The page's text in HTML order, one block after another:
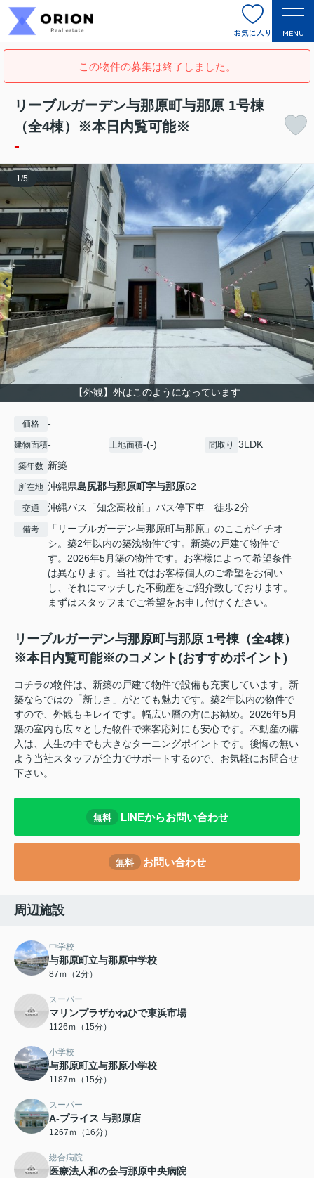
お気に入り MENU
この物件の募集は終了しました。
リーブルガーデン与那原町与那原 1号棟
（全4棟）※本日内覧可能※
-
【外観】外はこのようになっています
1 /5
価格 -
建物面積- 土地面積-(-) 間取り 3LDK
築年数 新築
所在地 沖縄県島尻郡与那原町字与那原62
交通 沖縄バス「知念高校前」バス停下車 徒歩2分
備考
「リーブルガーデン与那原町与那原」のここがイチオ
シ。築2年以内の築浅物件です。新築の戸建て物件で
す。2026年5月築の物件です。お客様によって希望条件
は異なります。当社ではお客様個人のご希望をお伺い
し、それにマッチした不動産をご紹介致しております。
まずはスタッフまでご希望をお申し付けください。
リーブルガーデン与那原町与那原 1号棟（全4棟）
※本日内覧可能※のコメント(おすすめポイント)
コチラの物件は、新築の戸建て物件で設備も充実しています。新
築ならではの「新しさ」がとても魅力です。築2年以内の物件で
すので、外観もキレイです。幅広い層の方にお勧め。2026年5月
築の室内も広々とした物件で来客応対にも安心です。不動産の購
入は、人生の中でも大きなターニングポイントです。後悔の無い
よう当社スタッフが全力でサポートするので、お気軽にお問合せ
下さい。
無料 LINEからお問い合わせ
無料 お問い合わせ
周辺施設
中学校
与那原町立与那原中学校
87ｍ（2分）
スーパー
マリンプラザかねひで東浜市場
1126ｍ（15分）
小学校
与那原町立与那原小学校
1187ｍ（15分）
スーパー
A-プライス 与那原店
1267ｍ（16分）
総合病院
医療法人和の会与那原中央病院